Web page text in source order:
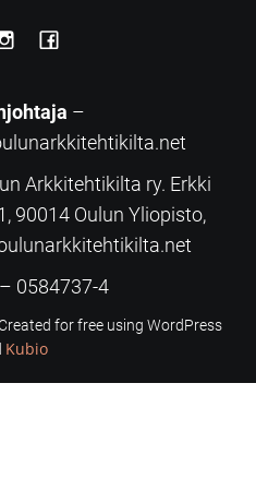
–
Arkkitehtikilta ry. Erkki
90014 Oulun Yliopisto,
– 0584737-4
for free using WordPress
Kubio